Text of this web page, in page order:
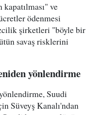
ve
ödenmesi
şirketleri "böyle bir
savaş risklerini
yönlendirme
Suudi
Süveyş Kanalı'ndan